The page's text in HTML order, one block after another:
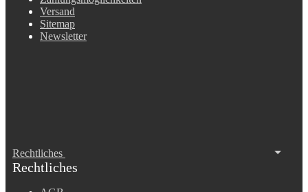
Versand
Sitemap
Newsletter
Rechtliches
Rechtliches